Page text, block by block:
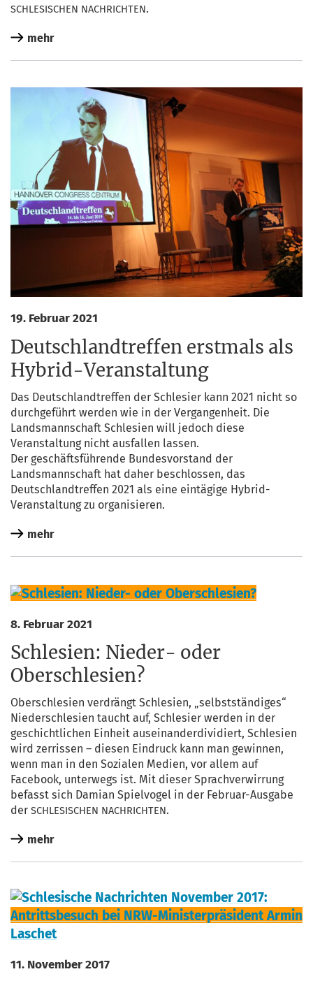
SCHLESISCHEN NACHRICHTEN.
mehr
19. Februar 2021
Deutschlandtreffen erstmals als
Hybrid-Veranstaltung
Das Deutsch­land­tref­fen der Schle­si­er kann 2021 nicht so
durch­ge­führt wer­den wie in der Ver­gan­gen­heit. Die
Lands­mann­schaft Schle­si­en will jedoch die­se
Ver­an­stal­tung nicht aus­fal­len lassen.
Der geschäfts­füh­ren­de Bun­des­vor­stand der
Lands­mann­schaft hat daher beschlos­sen, das
Deutsch­land­tref­fen 2021 als eine ein­tä­gi­ge Hybrid-
Ver­an­stal­tung zu organisieren.
mehr
8. Februar 2021
Schlesien: Nieder- oder
Oberschlesien?
Ober­schle­si­en ver­drängt Schle­si­en, „selbst­stän­di­ges“
Nie­der­schle­si­en taucht auf, Schle­si­er wer­den in der
geschicht­li­chen Ein­heit aus­ein­an­der­di­vi­diert, Schle­si­en
wird zer­ris­sen – die­sen Ein­druck kann man gewin­nen,
wenn man in den Sozia­len Medi­en, vor allem auf
Face­book, unter­wegs ist. Mit die­ser Sprach­ver­wir­rung
befasst sich Dami­an Spiel­vo­gel in der Febru­ar-Aus­ga­be
der SCHLESISCHEN NACHRICHTEN.
mehr
11. November 2017